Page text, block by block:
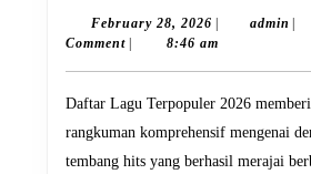
February 28, 2026 February
28,
admin
Comment
8:46 am
Daftar Lagu Terpopuler 2026 memberikan
rangkuman komprehensif mengenai
tembang hits yang berhasil merajai